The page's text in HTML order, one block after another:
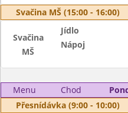
Svačina MŠ (15:00 - 16:00)
Svačina
MŠ
Jídlo
Nápoj
Menu Chod
Přesnídávka (9:00 - 10:00)